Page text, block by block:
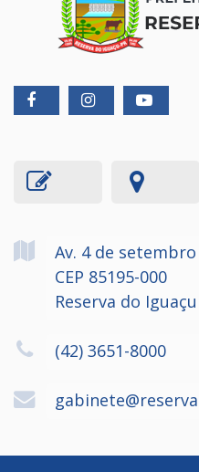
Av. 4 de setembro
CEP 85195-000
Reserva do Iguaçu
(42) 3651-8000